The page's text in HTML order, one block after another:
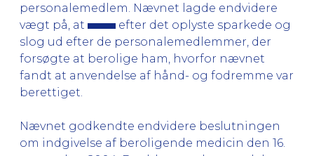
personalemedlem. Nævnet lagde endvidere
vægt på, at
efter det oplyste sparkede og
slog ud efter de personalemedlemmer, der
forsøgte at berolige ham, hvorfor nævnet
fandt at anvendelse af hånd- og fodremme var
berettiget.
Nævnet godkendte endvidere beslutningen
om indgivelse af beroligende medicin den 16.